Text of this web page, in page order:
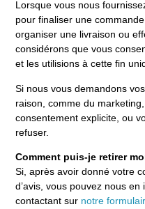
Lorsque vous nous
pour finaliser une
organiser une livraison ou
considérons que vous
et les utilisions à cette fin
Si nous vous demandons
raison, comme du
consentement explicite, ou
refuser.
Comment puis-je retirer
Si, après avoir donné votre
d’avis, vous pouvez nous
contactant sur notre